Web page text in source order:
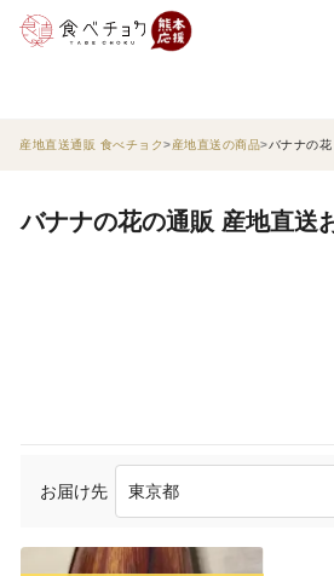
産地直送通販 食べチョク 産地直送の商品 バナナの花
バナナの花の通販 産地直送
お届け先